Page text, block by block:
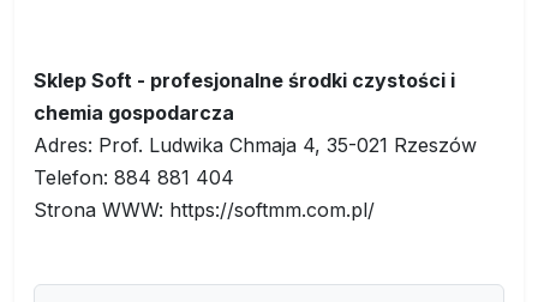
Sklep Soft - profesjonalne środki czystości i
chemia gospodarcza
Adres: Prof. Ludwika Chmaja 4, 35-021 Rzeszów
Telefon: 884 881 404
Strona WWW: https://softmm.com.pl/